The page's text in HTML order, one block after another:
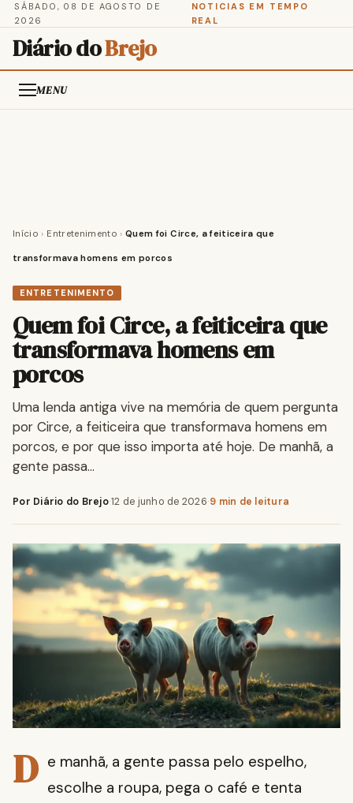
SÁBADO, 08 DE AGOSTO DE
2026
NOTICIAS EM TEMPO
REAL
Diário doBrejo
MENU
Início › Entretenimento › Quem foi Circe, a feiticeira que
transformava homens em porcos
ENTRETENIMENTO
Quem foi Circe, a feiticeira que
transformava homens em
porcos
Uma lenda antiga vive na memória de quem pergunta
por Circe, a feiticeira que transformava homens em
porcos, e por que isso importa até hoje. De manhã, a
gente passa…
Por Diário do Brejo·12 de junho de 2026·9 min de leitura
D e manhã, a gente passa pelo espelho,
escolhe a roupa, pega o café e tenta